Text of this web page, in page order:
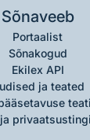
Sõnaveeb
Portaalist
Sõnakogud
Ekilex API
ja teated